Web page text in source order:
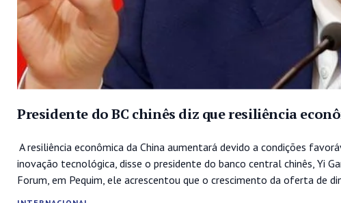
Presidente do BC chinês diz que resiliência
A resiliência econômica da China aumentará devido a condições
inovação tecnológica, disse o presidente do banco central chinês, Yi
Forum, em Pequim, ele acrescentou que o crescimento da oferta de